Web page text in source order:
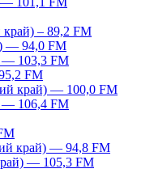
край) – 89,2 FM
— 94,0 FM
— 103,3 FM
FM
край) — 100,0 FM
— 106,4 FM
край) — 94,8 FM
— 105,3 FM